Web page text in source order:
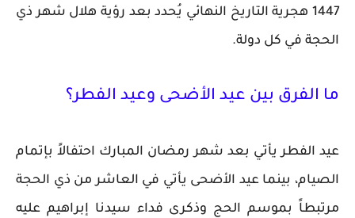
1447 هجرية التاريخ النهائي يُحدد بعد رؤية هلال شهر ذي
الحجة في كل دولة.
ما الفرق بين عيد الأضحى وعيد الفطر؟
عيد الفطر يأتي بعد شهر رمضان المبارك احتفالاً بإتمام
الصيام، بينما عيد الأضحى يأتي في العاشر من ذي الحجة
مرتبطاً بموسم الحج وذكرى فداء سيدنا إبراهيم عليه